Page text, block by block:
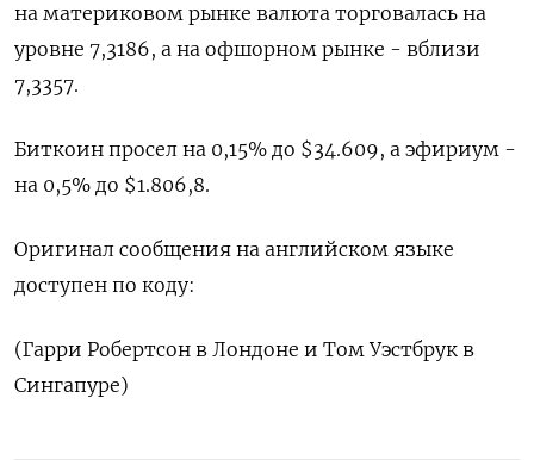
на материковом рынке валюта торговалась на
уровне 7,3186, а на офшорном рынке - вблизи
7,3357.
Биткоин просел на 0,15% до $34.609, а эфириум -
на 0,5% до $1.806,8.
Оригинал сообщения на английском языке
доступен по коду:
(Гарри Робертсон в Лондоне и Том Уэстбрук в
Сингапуре)